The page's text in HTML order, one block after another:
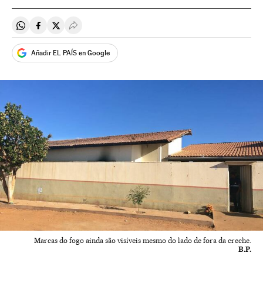
Compartir en Whatsapp
Compartir en Facebook
Compartir en Twitter
Desplegar Redes Sociales
Añadir EL PAÍS en Google
Marcas do fogo ainda são visíveis mesmo do lado de fora da creche.
B.P.